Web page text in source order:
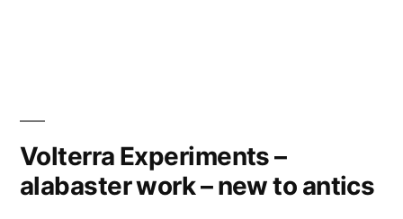
Volterra Experiments –
alabaster work – new to antics